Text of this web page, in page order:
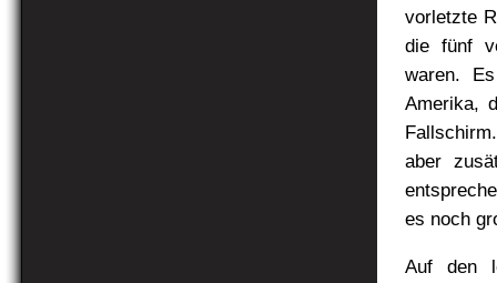
vorletzte
die fünf
waren.
Amerika,
aber
es noch
Auf den